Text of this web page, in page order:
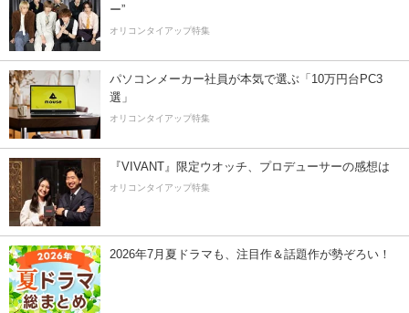
ー”
オリコンタイアップ特集
パソコンメーカー社員が本気で選ぶ「10万円台PC3
選」
オリコンタイアップ特集
『VIVANT』限定ウオッチ、プロデューサーの感想は
オリコンタイアップ特集
2026年7月夏ドラマも、注目作＆話題作が勢ぞろい！